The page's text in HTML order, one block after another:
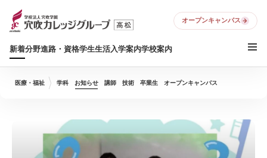
新着分野進路・資格学生生活入学案内学校案内
オープンキャンパス
医療・福祉 学科 お知らせ 講師 技術 卒業生 オープンキャンパス